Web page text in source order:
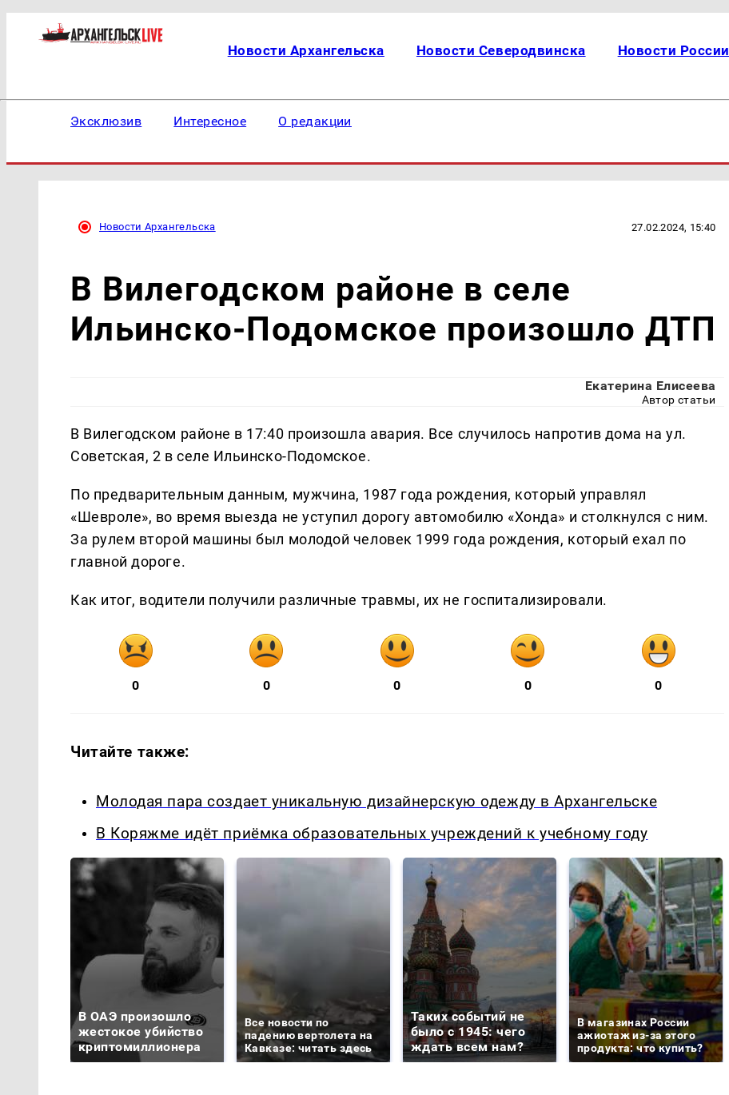
Новости Архангельска Новости Северодвинска Новости России
Эксклюзив Интересное О редакции
Новости Архангельска 27.02.2024, 15:40
В Вилегодском районе в селе
Ильинско-Подомское произошло ДТП
Екатерина Елисеева
Автор статьи
В Вилегодском районе в 17:40 произошла авария. Все случилось напротив дома на ул.
Советская, 2 в селе Ильинско-Подомское.
По предварительным данным, мужчина, 1987 года рождения, который управлял
«Шевроле», во время выезда не уступил дорогу автомобилю «Хонда» и столкнулся с ним.
За рулем второй машины был молодой человек 1999 года рождения, который ехал по
главной дороге.
Как итог, водители получили различные травмы, их не госпитализировали.
0 0 0 0 0
Читайте также:
Молодая пара создает уникальную дизайнерскую одежду в Архангельске
В Коряжме идёт приёмка образовательных учреждений к учебному году
В ОАЭ произошло
жестокое убийство
криптомиллионера
Все новости по
падению вертолета на
Кавказе: читать здесь
Таких событий не
было с 1945: чего
ждать всем нам?
В магазинах России
ажиотаж из-за этого
продукта: что купить?